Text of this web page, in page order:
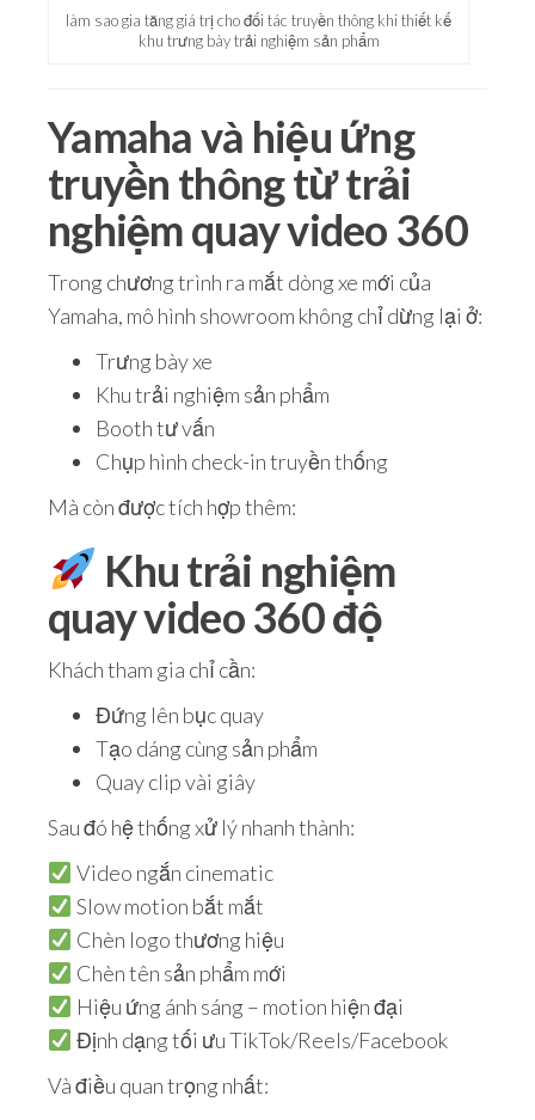
làm sao gia tăng giá trị cho đối tác truyền thông khi thiết kế
khu trưng bày trải nghiệm sản phẩm
Yamaha và hiệu ứng
truyền thông từ trải
nghiệm quay video 360
Trong chương trình ra mắt dòng xe mới của
Yamaha, mô hình showroom không chỉ dừng lại ở:
Trưng bày xe
Khu trải nghiệm sản phẩm
Booth tư vấn
Chụp hình check-in truyền thống
Mà còn được tích hợp thêm:
Khu trải nghiệm
quay video 360 độ
Khách tham gia chỉ cần:
Đứng lên bục quay
Tạo dáng cùng sản phẩm
Quay clip vài giây
Sau đó hệ thống xử lý nhanh thành:
Video ngắn cinematic
Slow motion bắt mắt
Chèn logo thương hiệu
Chèn tên sản phẩm mới
Hiệu ứng ánh sáng – motion hiện đại
Định dạng tối ưu TikTok/Reels/Facebook
Và điều quan trọng nhất: